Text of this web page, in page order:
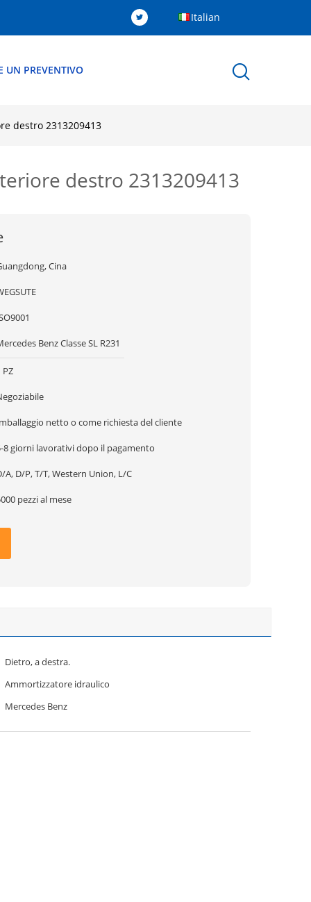
Italian
UN PREVENTIVO
destro 2313209413
destro 2313209413
Cina
Benz Classe SL R231
PZ
netto o come richiesta del cliente
8 giorni lavorativi dopo il pagamento
A, D/P, T/T, Western Union, L/C
pezzi al mese
Dietro, a destra.
Ammortizzatore idraulico
Mercedes Benz